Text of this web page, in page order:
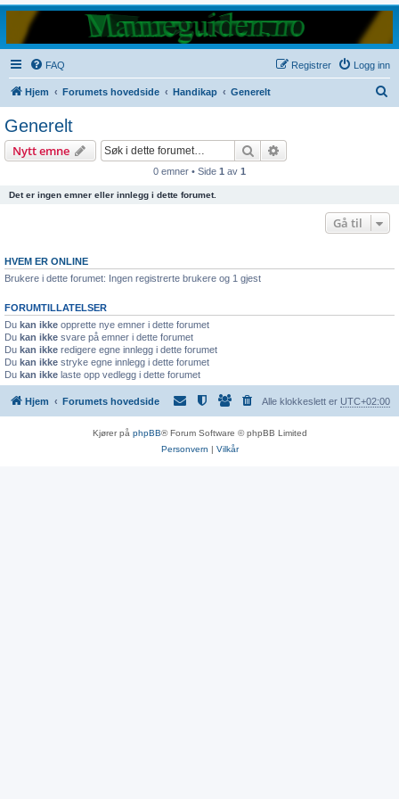
FAQ Logg inn
Registrer
Hjem Forumets hovedside Handikap Generelt
Generelt
Nytt emne Søk
0 emner • Side 1 av 1
Det er ingen emner eller innlegg i dette forumet.
Gå til
HVEM ER ONLINE
Brukere i dette forumet: Ingen registrerte brukere og 1 gjest
FORUMTILLATELSER
Du kan ikke opprette nye emner i dette forumet
Du kan ikke svare på emner i dette forumet
Du kan ikke redigere egne innlegg i dette forumet
Du kan ikke stryke egne innlegg i dette forumet
Du kan ikke laste opp vedlegg i dette forumet
Hjem Forumets hovedside Alle klokkeslett er UTC+02:00
Kjører på phpBB® Forum Software © phpBB Limited
Personvern | Vilkår